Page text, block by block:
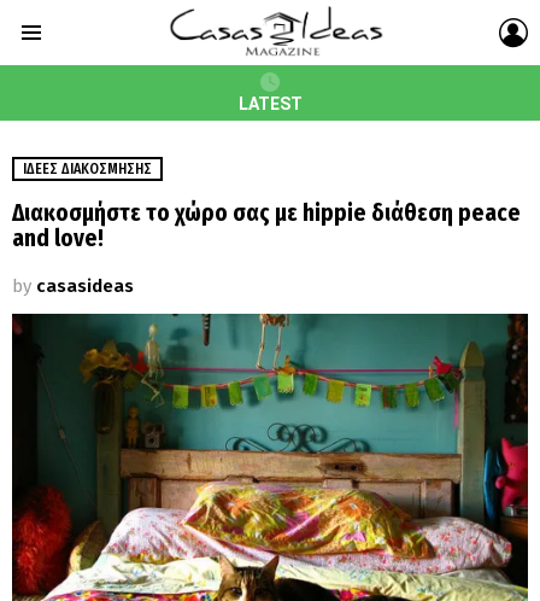
LATEST
ΙΔΈΕΣ ΔΙΑΚΌΣΜΗΣΗΣ
Διακοσμήστε το χώρο σας με hippie διάθεση peace
and love!
by casasideas